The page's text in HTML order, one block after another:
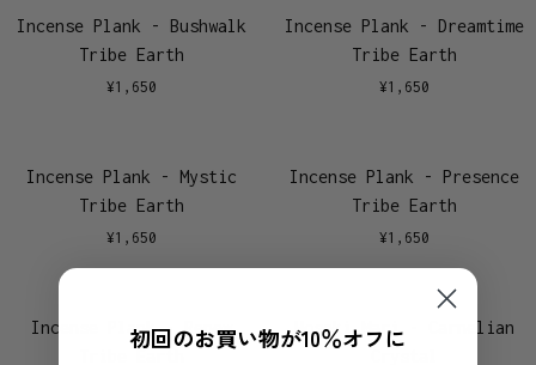
Incense Plank - Bushwalk
Tribe Earth
¥1,650
Incense Plank - Dreamtime
Tribe Earth
¥1,650
Incense Plank - Mystic
Tribe Earth
¥1,650
Incense Plank - Presence
Tribe Earth
¥1,650
Incense Plank - Renew
Hoseki Mari - Carnelian
初回のお買い物が10％オフに